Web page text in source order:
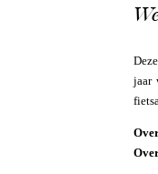
jaar